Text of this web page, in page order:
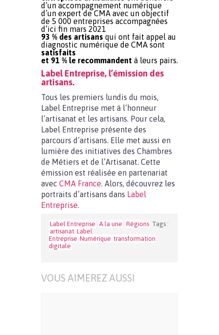
d’un accompagnement numérique
d’un expert de CMA avec un objectif
de 5 000 entreprises accompagnées
d’ici fin mars 2021
93 % des artisans qui ont fait appel au
diagnostic numérique de CMA sont
satisfaits
et 91 % le recommandent à leurs pairs.
Label Entreprise, l’émission des
artisans.
Tous les premiers lundis du mois,
Label Entreprise met à l’honneur
l’artisanat et les artisans. Pour cela,
Label Entreprise présente des
parcours d’artisans. Elle met aussi en
lumière des initiatives des Chambres
de Métiers et de l’Artisanat. Cette
émission est réalisée en partenariat
avec CMA France. Alors, découvrez les
portraits d’artisans dans Label
Entreprise.
Label Entreprise A la une Régions Tags :
artisanat Label
Entreprise Numérique transformation
digitale
VOUS AIMEREZ AUSSI